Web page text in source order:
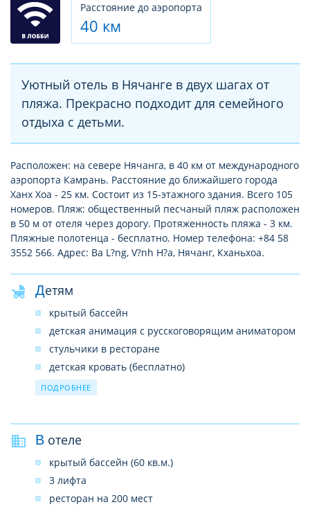
Расстояние до аэропорта
40 км
Уютный отель в Нячанге в двух шагах от
пляжа. Прекрасно подходит для семейного
отдыха с детьми.
Расположен: на севере Нячанга, в 40 км от международного
аэропорта Камрань. Расстояние до ближайшего города
Ханх Хоа - 25 км. Состоит из 15-этажного здания. Всего 105
номеров. Пляж: общественный песчаный пляж расположен
в 50 м от отеля через дорогу. Протяженность пляжа - 3 км.
Пляжные полотенца - бесплатно. Номер телефона: +84 58
3552 566. Адрес: Ba L?ng, V?nh H?a, Нячанг, Кханьхоа.
Детям
крытый бассейн
детская анимация с русскоговорящим аниматором
стульчики в ресторане
детская кровать (бесплатно)
детское меню (бесплатно)
ПОДРОБНЕЕ
В отеле
крытый бассейн (60 кв.м.)
3 лифта
ресторан на 200 мест